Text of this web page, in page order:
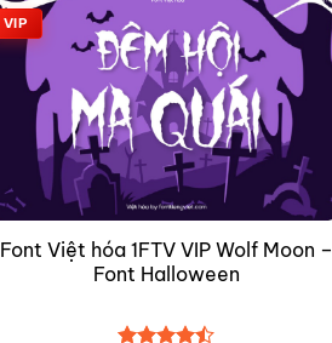
VIP
Font Việt hóa 1FTV VIP Wolf Moon –
Font Halloween